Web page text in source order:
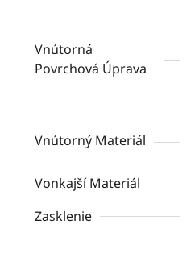
Vnútorná
Povrchová Úprava
Vnútorný Materiál
Vonkajší Materiál
Zasklenie